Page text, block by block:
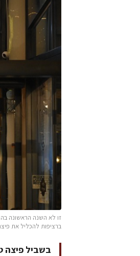
ברציפות להכליל את
בשביל פיצה